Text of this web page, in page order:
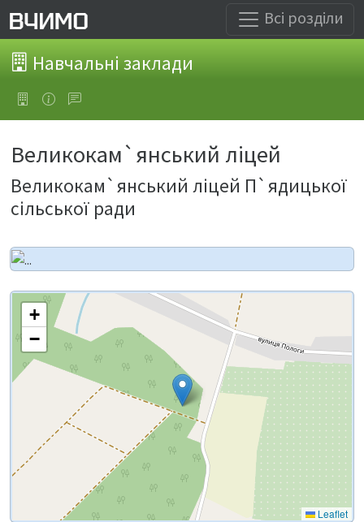
Всі розділи
Навчальні заклади
Великокам`янський ліцей
Великокам`янський ліцей П`ядицької
сільської ради
+
−
Leaflet